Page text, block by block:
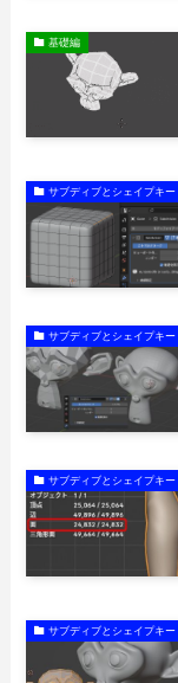
基礎編
サブディブとシェイプキー
サブディブとシェイプキー
サブディブとシェイプキー
サブディブとシェイプキー